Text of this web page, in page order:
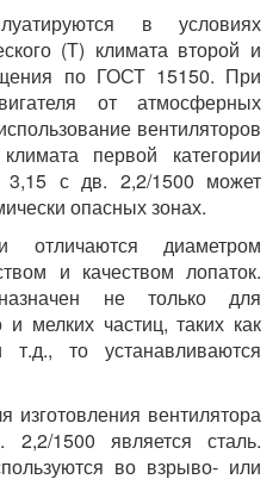
в условиях
(Т) климата второй и
по ГОСТ 15150. При
от атмосферных
вентиляторов
первой категории
3,15 с дв. 2,2/1500 может
опасных зонах.
отличаются диаметром
и качеством лопаток.
не только для
мелких частиц, таких как
то устанавливаются
вентилятора
1500 является сталь.
во взрыво- или